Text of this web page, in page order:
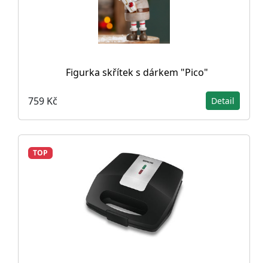
Figurka skřítek s dárkem "Pico"
759 Kč Detail
TOP